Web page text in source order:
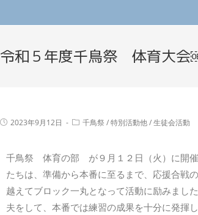
令和５年度千鳥祭 体育大
2023年9月12日 千鳥祭 /特別活動他/生徒会活動
千鳥祭 体育の部 が９月１２日（火）に開催
たちは、準備から本番に至るまで、応援合戦
越えてブロック一丸となって活動に励みまし
夫をして、本番では練習の成果を十分に発揮